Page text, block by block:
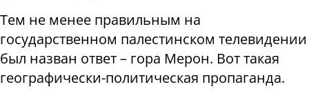
Тем не менее правильным на
государственном палестинском телевидении
был назван ответ – гора Мерон. Вот такая
географически-политическая пропаганда.